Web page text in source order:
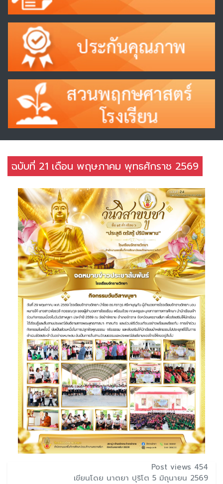
ฉบับที่ 21 เดือน พฤษภาคม พุทธศักราช 2569
Post views 454
เขียนโดย นาตยา ปุริโต 5 มิถุนายน 2569